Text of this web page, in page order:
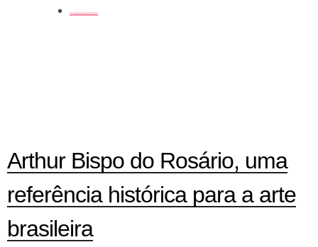
artistas
Arthur Bispo do Rosário, uma
referência histórica para a arte
brasileira